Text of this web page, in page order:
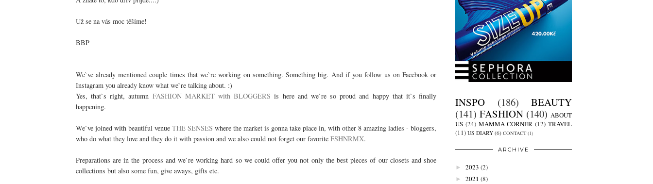
Už se na vás moc těšíme!
BBP
We`ve already mentioned couple times that we`re working on something. Something big. And if you follow us on Facebook or
Instagram you already know what we`re talking about. :)
Yes, that`s right, autumn FASHION MARKET with BLOGGERS is here and we`re so proud and happy that it`s finally
happening.
We`ve joined with beautiful venue THE SENSES where the market is gonna take place in, with other 8 amazing ladies - bloggers,
who do what they love and they do it with passion and we also could not forget our favorite FSHNRMX.
Preparations are in the process and we`re working hard so we could offer you not only the best pieces of our closets and shoe
collections but also some fun, give aways, gifts etc.
INSPO (186)
BEAUTY
(141) FASHION (140) ABOUT
US (24) MAMMA CORNER (12) TRAVEL
(11) US DIARY (6) CONTACT (1)
ARCHIVE
► 2023 (2)
► 2021 (8)